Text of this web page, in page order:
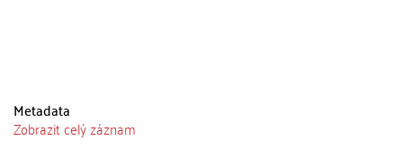
Metadata
Zobrazit celý záznam